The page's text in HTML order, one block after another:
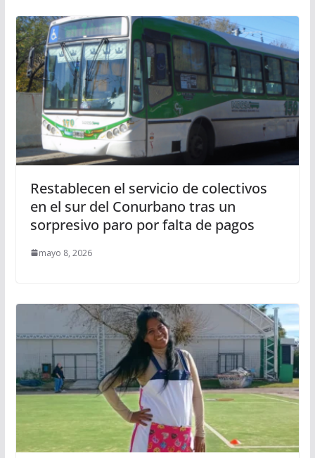
Restablecen el servicio de colectivos
en el sur del Conurbano tras un
sorpresivo paro por falta de pagos
mayo 8, 2026